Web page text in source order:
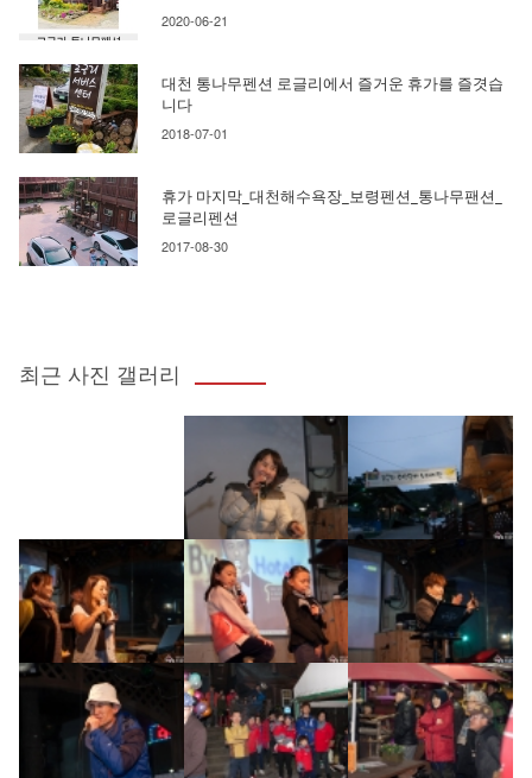
2020-06-21
대천 통나무펜션 로글리에서 즐거운 휴가를 즐겻습
니다
2018-07-01
휴가 마지막_대천해수욕장_보령펜션_통나무팬션_
로글리펜션
2017-08-30
최근 사진 갤러리